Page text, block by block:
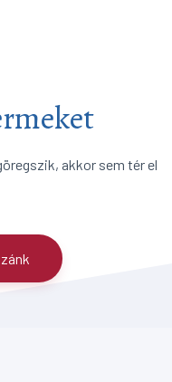
akkor sem tér el